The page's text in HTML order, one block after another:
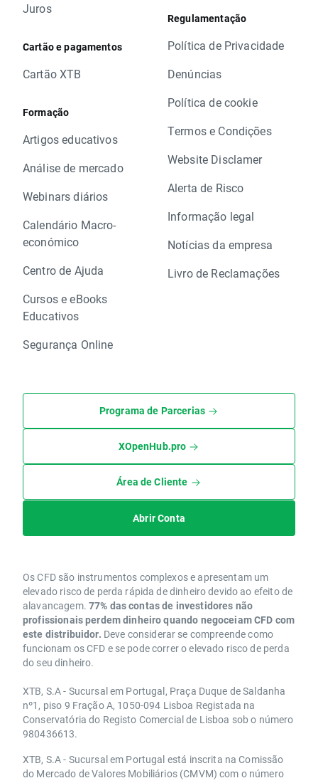
Juros
Cartão e pagamentos
Cartão XTB
Formação
Artigos educativos
Análise de mercado
Webinars diários
Calendário Macro-
económico
Centro de Ajuda
Cursos e eBooks
Educativos
Segurança Online
Regulamentação
Política de Privacidade
Denúncias
Política de cookie
Termos e Condições
Website Disclamer
Alerta de Risco
Informação legal
Notícias da empresa
Livro de Reclamações
Programa de Parcerias
XOpenHub.pro
Área de Cliente
Abrir Conta
Os CFD são instrumentos complexos e apresentam um
elevado risco de perda rápida de dinheiro devido ao efeito de
alavancagem. 77% das contas de investidores não
profissionais perdem dinheiro quando negoceiam CFD com
este distribuidor. Deve considerar se compreende como
funcionam os CFD e se pode correr o elevado risco de perda
do seu dinheiro.
XTB, S.A - Sucursal em Portugal, Praça Duque de Saldanha
nº1, piso 9 Fração A, 1050-094 Lisboa Registada na
Conservatória do Registo Comercial de Lisboa sob o número
980436613.
XTB, S.A - Sucursal em Portugal está inscrita na Comissão
do Mercado de Valores Mobiliários (CMVM) com o número